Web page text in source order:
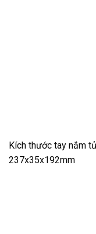
Kích thước tay nắm
237x35x192mm